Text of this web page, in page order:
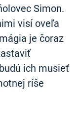
Simon.
visí oveľa
je čoraz
ich musieť
ríše